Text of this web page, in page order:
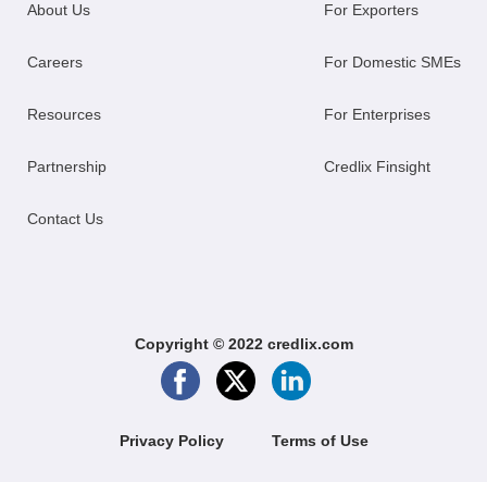
About Us
Careers
Resources
Partnership
Contact Us
For Exporters
For Domestic SMEs
For Enterprises
Credlix Finsight
Copyright © 2022 credlix.com
Privacy Policy Terms of Use